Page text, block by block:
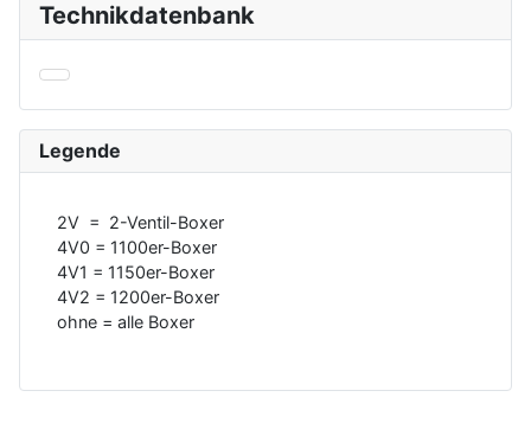
Technikdatenbank
Legende
2V = 2-Ventil-Boxer
4V0 = 1100er-Boxer
4V1 = 1150er-Boxer
4V2 = 1200er-Boxer
ohne = alle Boxer